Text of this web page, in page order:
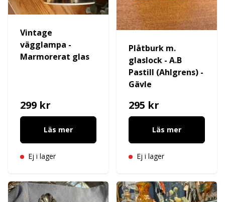
Vintage
vägglampa -
Marmorerat glas
299 kr
Läs mer
Ej i lager
Plåtburk m.
glaslock - A.B
Pastill (Ahlgrens) -
Gävle
295 kr
Läs mer
Ej i lager